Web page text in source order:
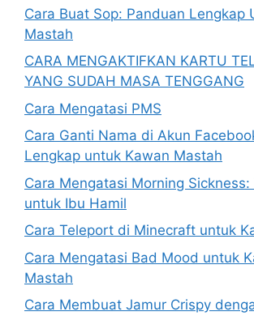
Cara Buat Sop: Panduan Lengkap
Mastah
CARA MENGAKTIFKAN KARTU
YANG SUDAH MASA TENGGANG
Cara Mengatasi PMS
Cara Ganti Nama di Akun
Lengkap untuk Kawan Mastah
Cara Mengatasi Morning
untuk Ibu Hamil
Cara Teleport di Minecraft untuk
Cara Mengatasi Bad Mood untuk
Mastah
Cara Membuat Jamur Crispy